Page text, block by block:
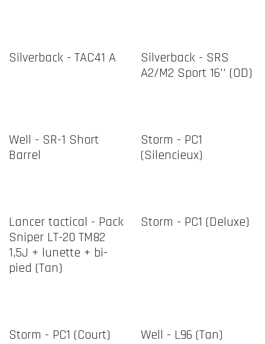
Silverback - TAC41 A
Silverback - SRS
A2/M2 Sport 16'' (OD)
Well - SR-1 Short
Barrel
Storm - PC1
(Silencieux)
Lancer tactical - Pack
Sniper LT-20 TM82
1,5J + lunette + bi-
pied (Tan)
Storm - PC1 (Deluxe)
Storm - PC1 (Court) Well - L96 (Tan)